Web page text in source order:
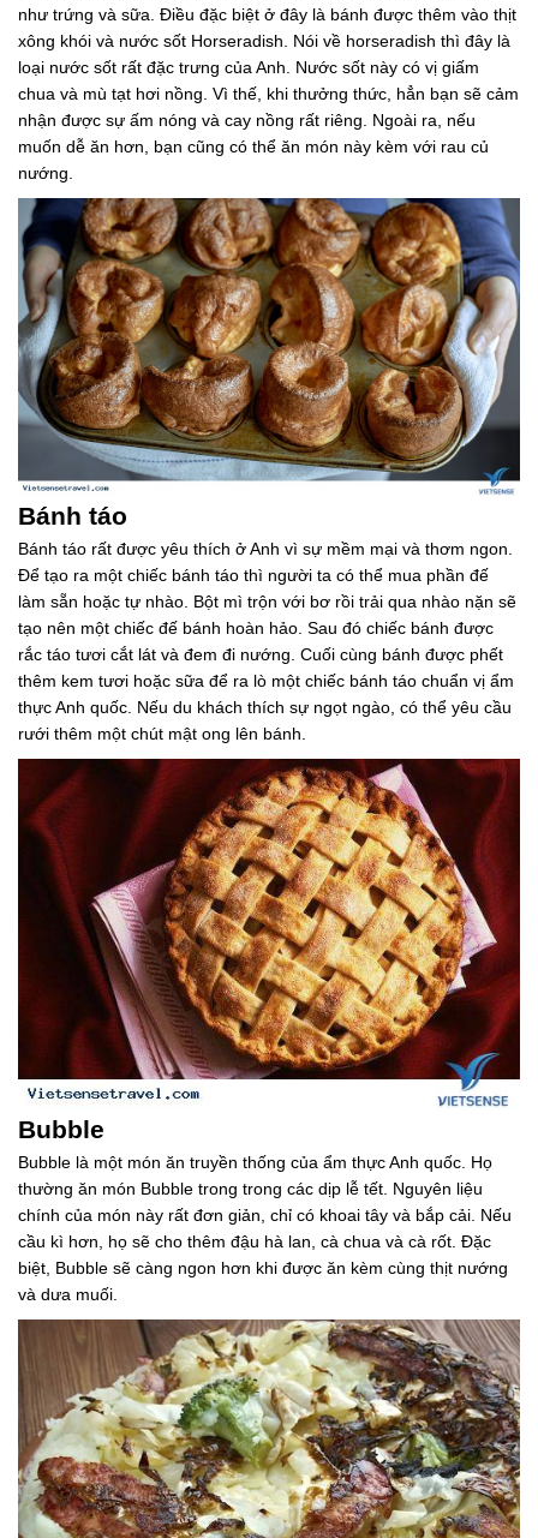
như trứng và sữa. Điều đặc biệt ở đây là bánh được thêm vào thịt
xông khói và nước sốt Horseradish. Nói về horseradish thì đây là
loại nước sốt rất đặc trưng của Anh. Nước sốt này có vị giấm
chua và mù tạt hơi nồng. Vì thế, khi thưởng thức, hẳn bạn sẽ cảm
nhận được sự ấm nóng và cay nồng rất riêng. Ngoài ra, nếu
muốn dễ ăn hơn, bạn cũng có thể ăn món này kèm với rau củ
nướng.
Bánh táo
Bánh táo rất được yêu thích ở Anh vì sự mềm mại và thơm ngon.
Để tạo ra một chiếc bánh táo thì người ta có thể mua phần đế
làm sẵn hoặc tự nhào. Bột mì trộn với bơ rồi trải qua nhào nặn sẽ
tạo nên một chiếc đế bánh hoàn hảo. Sau đó chiếc bánh được
rắc táo tươi cắt lát và đem đi nướng. Cuối cùng bánh được phết
thêm kem tươi hoặc sữa để ra lò một chiếc bánh táo chuẩn vị ẩm
thực Anh quốc. Nếu du khách thích sự ngọt ngào, có thể yêu cầu
rưới thêm một chút mật ong lên bánh.
Bubble
Bubble là một món ăn truyền thống của ẩm thực Anh quốc. Họ
thường ăn món Bubble trong trong các dịp lễ tết. Nguyên liệu
chính của món này rất đơn giản, chỉ có khoai tây và bắp cải. Nếu
cầu kì hơn, họ sẽ cho thêm đậu hà lan, cà chua và cà rốt. Đặc
biệt, Bubble sẽ càng ngon hơn khi được ăn kèm cùng thịt nướng
và dưa muối.